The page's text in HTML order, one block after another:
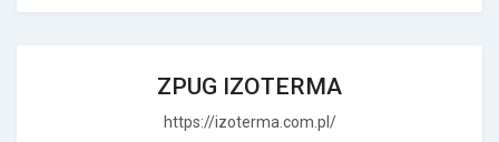
ZPUG IZOTERMA
https://izoterma.com.pl/